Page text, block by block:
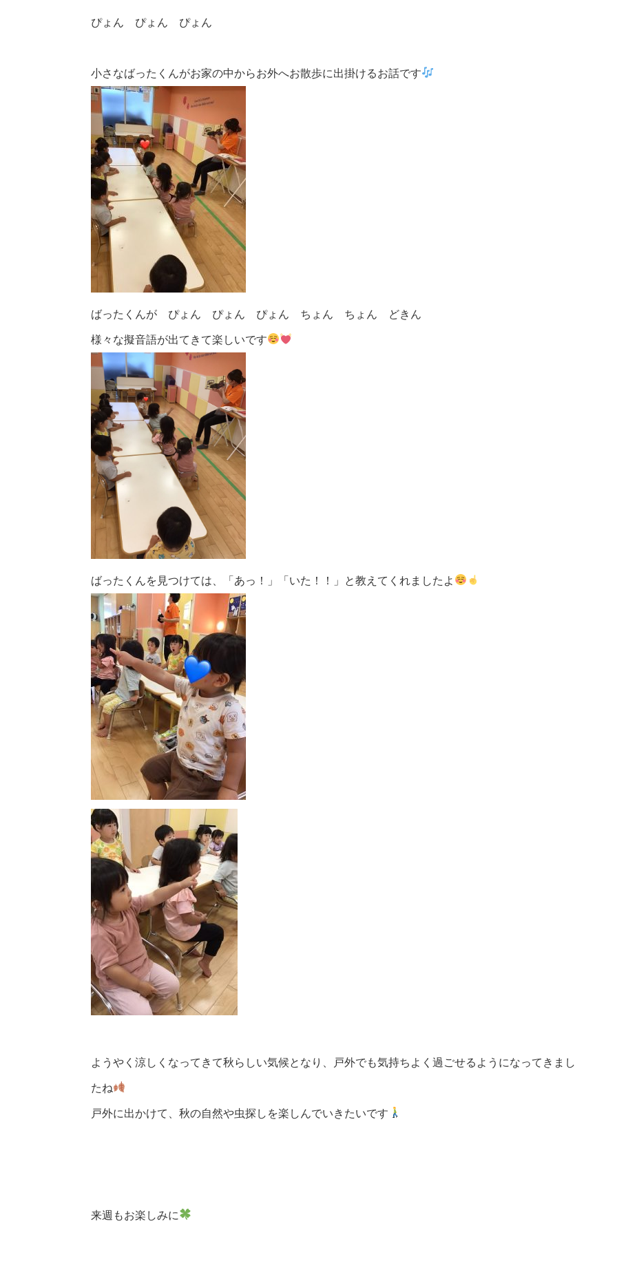
ぴょん ぴょん ぴょん
小さなばったくんがお家の中からお外へお散歩に出掛けるお話です
ばったくんが ぴょん ぴょん ぴょん ちょん ちょん どきん
様々な擬音語が出てきて楽しいです
ばったくんを見つけては、「あっ！」「いた！！」と教えてくれましたよ
ようやく涼しくなってきて秋らしい気候となり、戸外でも気持ちよく過ごせるようになってきまし
たね
戸外に出かけて、秋の自然や虫探しを楽しんでいきたいです
来週もお楽しみに